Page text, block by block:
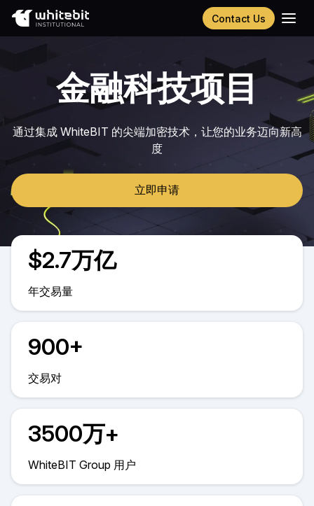
Contact Us
金融科技项目
通过集成 WhiteBIT 的尖端加密技术，让您的业务迈向新高
度
立即申请
$2.7万亿
年交易量
900+
交易对
3500万+
WhiteBIT Group 用户